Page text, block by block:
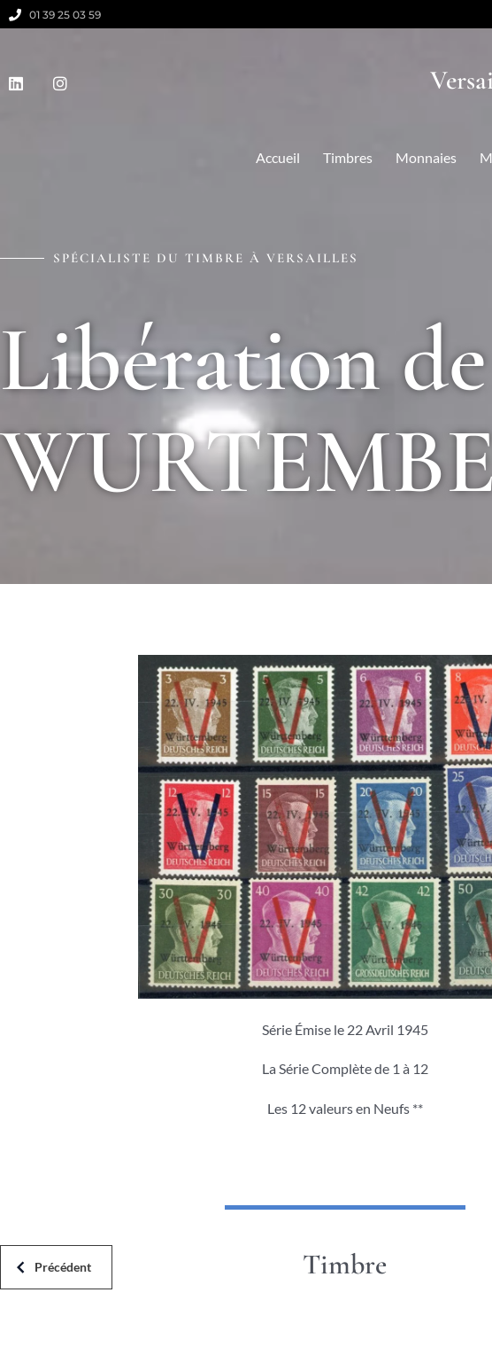
01 39 25 03 59
Accueil Timbres Monnaies
SPÉCIALISTE DU TIMBRE À VERSAILLES
Libération de
Série Émise le 22 Avril 1945
La Série Complète de 1 à 12
Les 12 valeurs en Neufs **
Précédent Timbre